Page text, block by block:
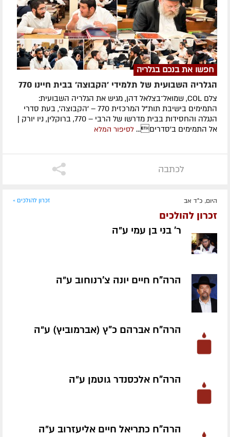
חפשו את בנכם בגלריה
הגלריה השבועית של תלמידי 'הקבוצה' בבית חיינו 770
צלם COL, שמואל־בצלאל דהן, מגיש את הגלריה השבועית:
התמימים בישיבת תות"ל המרכזית 770 – 'הקבוצה', בעת סדרי
הנגלה והחסידות בבית מדרשו של הרבי – 770, ברוקלין, ניו יורק |
אל התמימים ב'סדרים... לסיפור המלא
לכתבה
היום, כ"ד אב זכרון להולכים »
זכרון להולכים
ר' בני בן עמי ע״ה
הרה"ח חיים יונה צ'רנוחוב ע״ה
הרה"ח אברהם כ"ץ (אברמוביץ) ע״ה
הרה"ח אלכסנדר גוטמן ע״ה
הרה"ח כתריאל חיים אליעזרוב ע״ה